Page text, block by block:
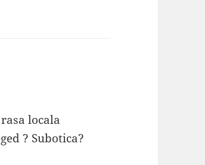
locala
? Subotica?